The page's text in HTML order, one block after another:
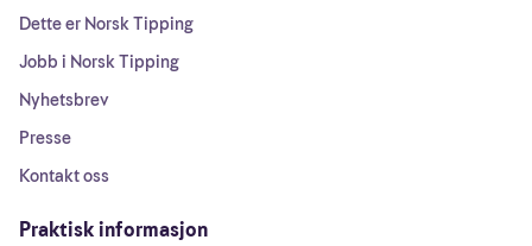
Dette er Norsk Tipping
Jobb i Norsk Tipping
Nyhetsbrev
Presse
Kontakt oss
Praktisk informasjon